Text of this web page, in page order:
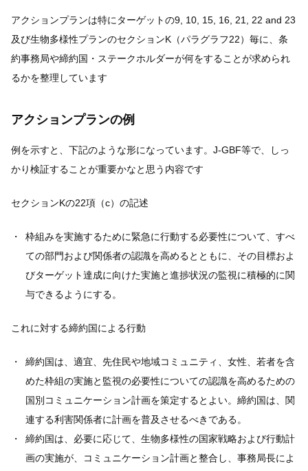
アクションプランは特にターゲットの9, 10, 15, 16, 21, 22 and 23
及び生物多様性プランのセクションK（パラグラフ22）毎に、条
約事務局や締約国・ステークホルダーが何をすることが求められ
るかを整理しています
アクションプランの例
例を示すと、下記のような形になっています。J-GBF等で、しっ
かり検証することが重要かなと思う内容です
セクションKの22項（c）の記述
枠組みを実施するために緊急に行動する必要性について、すべ
ての部門および関係者の認識を高めるとともに、その目標およ
びターゲット達成に向けた実施と進捗状況の監視に積極的に関
与できるようにする。
これに対する締約国による行動
締約国は、適宜、先住民や地域コミュニティ、女性、若者を含
めた枠組の実施と監視の必要性についての認識を高めるための
国別コミュニケーション計画を策定するとよい。締約国は、関
連する利害関係者に計画を普及させるべきである。
締約国は、必要に応じて、生物多様性の国家戦略および行動計
画の実施が、コミュニケーション計画と整合し、事務局長によ